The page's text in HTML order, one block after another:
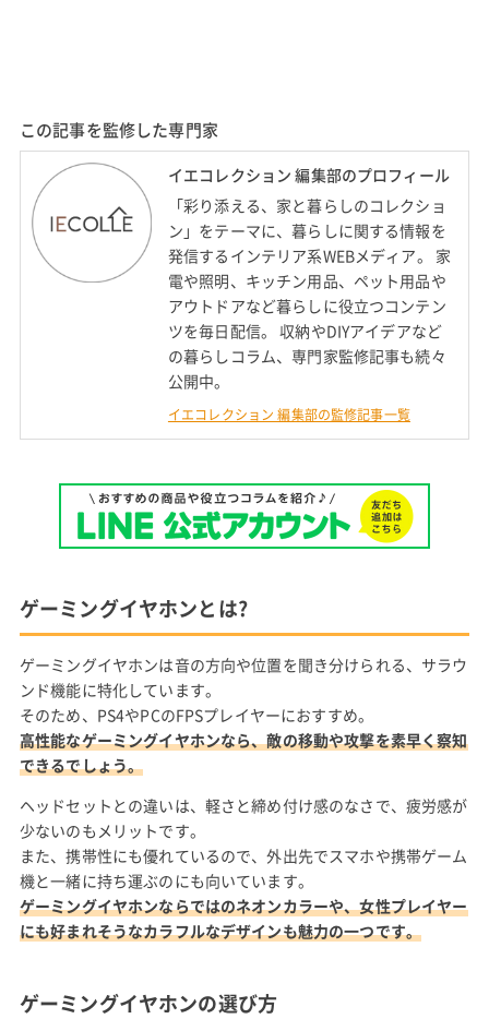
この記事を監修した専門家
イエコレクション 編集部のプロフィール
「彩り添える、家と暮らしのコレクショ
ン」をテーマに、暮らしに関する情報を
発信するインテリア系WEBメディア。 家
電や照明、キッチン用品、ペット用品や
アウトドアなど暮らしに役立つコンテン
ツを毎日配信。 収納やDIYアイデアなど
の暮らしコラム、専門家監修記事も続々
公開中。
イエコレクション 編集部の監修記事一覧
ゲーミングイヤホンとは?
ゲーミングイヤホンは音の方向や位置を聞き分けられる、サラウ
ンド機能に特化しています。
そのため、PS4やPCのFPSプレイヤーにおすすめ。
高性能なゲーミングイヤホンなら、敵の移動や攻撃を素早く察知
できるでしょう。
ヘッドセットとの違いは、軽さと締め付け感のなさで、疲労感が
少ないのもメリットです。
また、携帯性にも優れているので、外出先でスマホや携帯ゲーム
機と一緒に持ち運ぶのにも向いています。
ゲーミングイヤホンならではのネオンカラーや、女性プレイヤー
にも好まれそうなカラフルなデザインも魅力の一つです。
ゲーミングイヤホンの選び方